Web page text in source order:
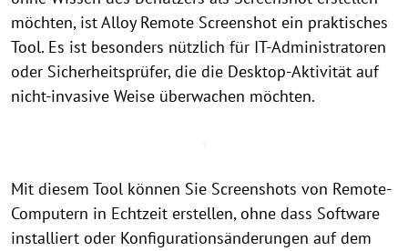
möchten, ist Alloy Remote Screenshot ein praktisches
Tool. Es ist besonders nützlich für IT-Administratoren
oder Sicherheitsprüfer, die die Desktop-Aktivität auf
nicht-invasive Weise überwachen möchten.
Mit diesem Tool können Sie Screenshots von Remote-
Computern in Echtzeit erstellen, ohne dass Software
installiert oder Konfigurationsänderungen auf dem